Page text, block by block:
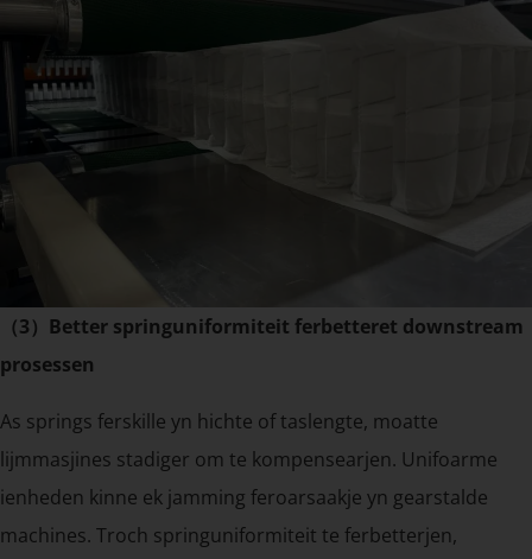
（3）Better springuniformiteit ferbetteret downstream
prosessen
As springs ferskille yn hichte of taslengte, moatte
lijmmasjines stadiger om te kompensearjen. Unifoarme
ienheden kinne ek jamming feroarsaakje yn gearstalde
machines. Troch springuniformiteit te ferbetterjen,